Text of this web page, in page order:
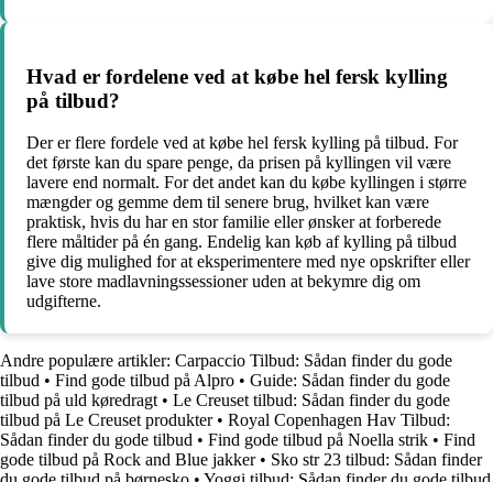
Hvad er fordelene ved at købe hel fersk kylling
på tilbud?
Der er flere fordele ved at købe hel fersk kylling på tilbud. For
det første kan du spare penge, da prisen på kyllingen vil være
lavere end normalt. For det andet kan du købe kyllingen i større
mængder og gemme dem til senere brug, hvilket kan være
praktisk, hvis du har en stor familie eller ønsker at forberede
flere måltider på én gang. Endelig kan køb af kylling på tilbud
give dig mulighed for at eksperimentere med nye opskrifter eller
lave store madlavningssessioner uden at bekymre dig om
udgifterne.
Andre populære artikler: Carpaccio Tilbud: Sådan finder du gode
tilbud • Find gode tilbud på Alpro • Guide: Sådan finder du gode
tilbud på uld køredragt • Le Creuset tilbud: Sådan finder du gode
tilbud på Le Creuset produkter• Royal Copenhagen Hav Tilbud:
Sådan finder du gode tilbud • Find gode tilbud på Noella strik • Find
gode tilbud på Rock and Blue jakker• Sko str 23 tilbud: Sådan finder